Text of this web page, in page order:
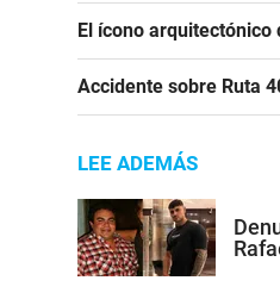
El ícono
Accidente sobre Ruta
LEE ADEMÁS